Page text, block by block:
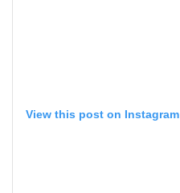
View this post on Instagram